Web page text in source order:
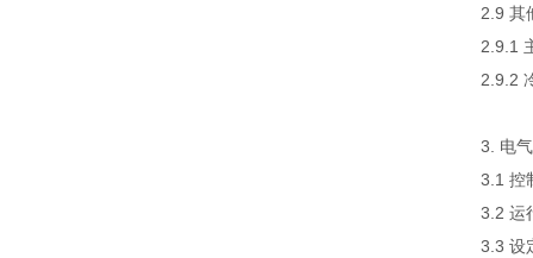
2.9 其
2.9.1
2.9.2
3. 电
3.1 控
3.2 运
3.3 设